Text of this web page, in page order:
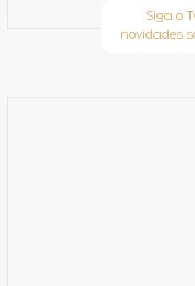
Siga o
novidades